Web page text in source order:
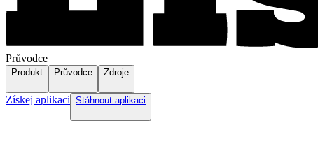
Průvodce
Produkt Průvodce Zdroje
Získej aplikaci Stáhnout aplikaci